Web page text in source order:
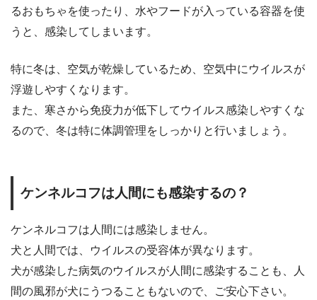
るおもちゃを使ったり、水やフードが入っている容器を使
うと、感染してしまいます。
特に冬は、空気が乾燥しているため、空気中にウイルスが
浮遊しやすくなります。
また、寒さから免疫力が低下してウイルス感染しやすくな
るので、冬は特に体調管理をしっかりと行いましょう。
ケンネルコフは人間にも感染するの？
ケンネルコフは人間には感染しません。
犬と人間では、ウイルスの受容体が異なります。
犬が感染した病気のウイルスが人間に感染することも、人
間の風邪が犬にうつることもないので、ご安心下さい。